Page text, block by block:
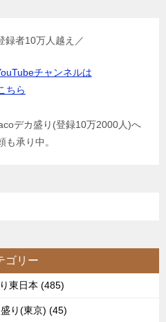
録者10万人越え／
チャンネルは
ちら
デカ盛り(登録10万2000人)へ
も承り中。
ゴリー
東日本 (485)
り(東京) (45)